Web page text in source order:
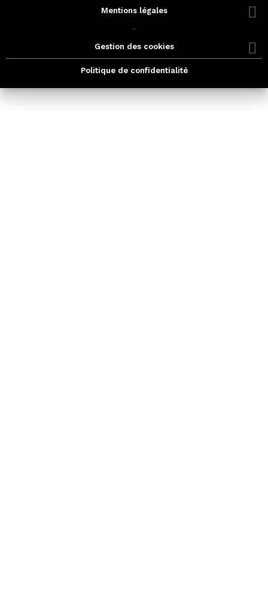
Mentions légales
-
Gestion des cookies
Politique de confidentialité